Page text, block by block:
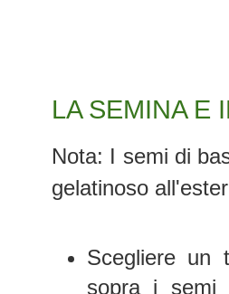
LA SEMINA E
Nota: I semi di
gelatinoso
Scegliere un
sopra i semi